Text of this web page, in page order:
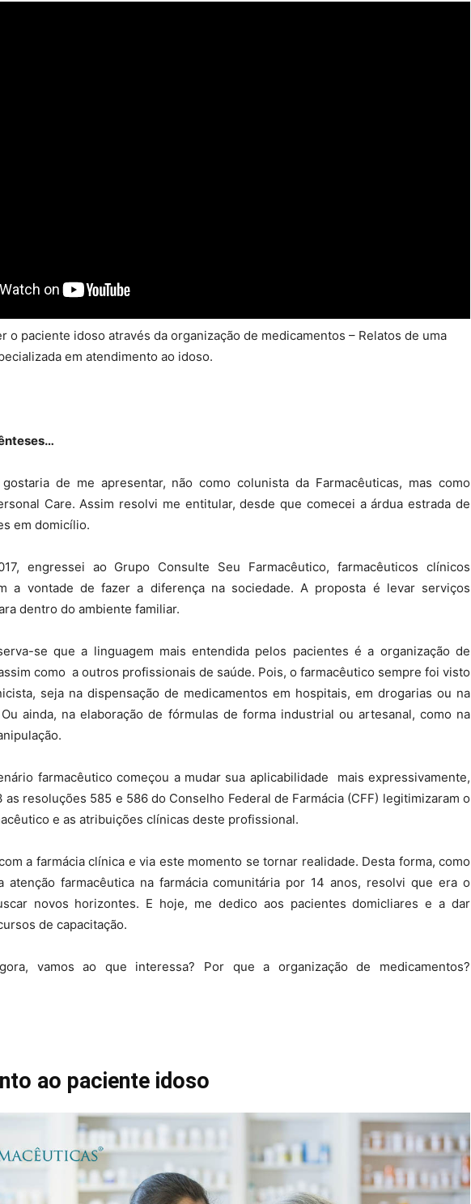
o paciente idoso através da organização de medicamentos – Relatos de uma
em atendimento ao idoso.
de me apresentar, não como colunista da Farmacêuticas, mas como
Care. Assim resolvi me entitular, desde que comecei a árdua estrada de
em domicílio.
engressei ao Grupo Consulte Seu Farmacêutico, farmacêuticos clínicos
a vontade de fazer a diferença na sociedade. A proposta é levar serviços
dentro do ambiente familiar.
se que a linguagem mais entendida pelos pacientes é a organização de
como a outros profissionais de saúde. Pois, o farmacêutico sempre foi visto
seja na dispensação de medicamentos em hospitais, em drogarias ou na
ainda, na elaboração de fórmulas de forma industrial ou artesanal, como na
farmacêutico começou a mudar sua aplicabilidade mais expressivamente,
as resoluções 585 e 586 do Conselho Federal de Farmácia (CFF) legitimizaram o
e as atribuições clínicas deste profissional.
a farmácia clínica e via este momento se tornar realidade. Desta forma, como
atenção farmacêutica na farmácia comunitária por 14 anos, resolvi que era o
novos horizontes. E hoje, me dedico aos pacientes domicliares e a dar
de capacitação.
vamos ao que interessa? Por que a organização de medicamentos?
ao paciente idoso